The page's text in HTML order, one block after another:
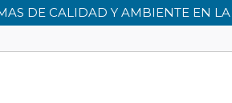
DE CALIDAD Y AMBIENTE EN